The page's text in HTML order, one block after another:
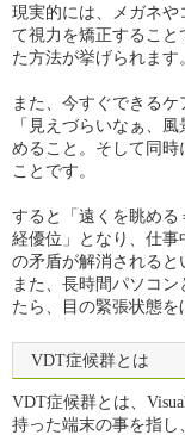
現実的には、メガネ
て視力を矯正するこ
た方法が挙げられます。
また、今すぐできるケ
「見えづらいなぁ、
めること。そして同
ことです。
すると「遠くを眺め
経優位」となり、仕
の矛盾が解消されると
また、長時間パソコ
たら、目の緊張状態を
VDT症候群とは
VDT症候群とは、
持った端末の事を指